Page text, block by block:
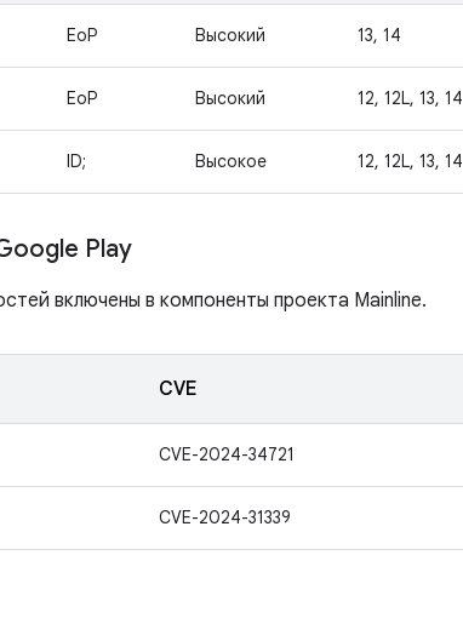
EoP Высокий 13, 14
EoP Высокий 12, 12L, 13, 14
ID; Высокое 12, 12L, 13, 14
Play
включены в компоненты проекта Mainline.
CVE
CVE-2024-34721
CVE-2024-31339